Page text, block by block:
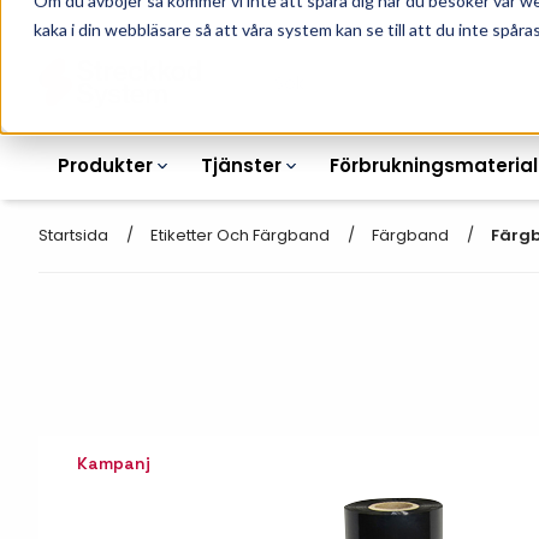
kaka i din webbläsare så att våra system kan se till att du inte
010-162 61 90
Produkter
Industriella
Kvittorullar
Tjänster
Hyllkantsmärkning
Förbrukningsmaterial
Startsida Etiketter Och Färgband Färgband
Kampanj